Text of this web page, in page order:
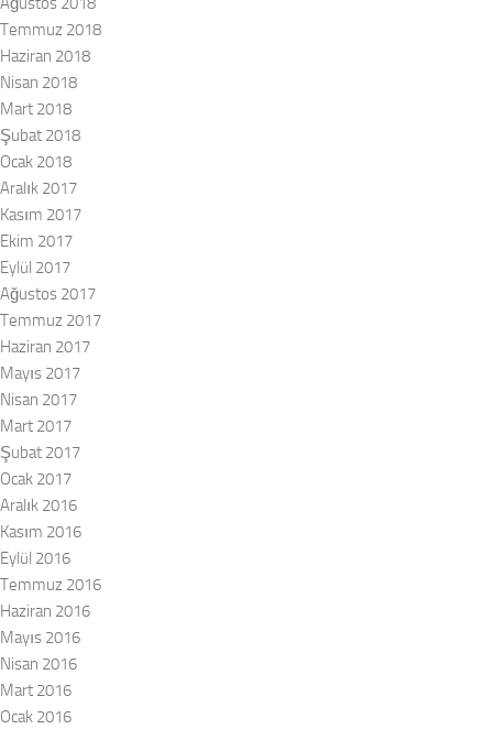
Temmuz 2018
Haziran 2018
Nisan 2018
Mart 2018
Şubat 2018
Ocak 2018
Aralık 2017
Kasım 2017
Ekim 2017
Eylül 2017
Ağustos 2017
Temmuz 2017
Haziran 2017
Mayıs 2017
Nisan 2017
Mart 2017
Şubat 2017
Ocak 2017
Aralık 2016
Kasım 2016
Eylül 2016
Temmuz 2016
Haziran 2016
Mayıs 2016
Nisan 2016
Mart 2016
Ocak 2016